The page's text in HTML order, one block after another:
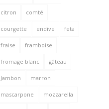
citron comté
courgette endive feta
fraise framboise
fromage blanc gâteau
Jambon marron
mascarpone mozzarella